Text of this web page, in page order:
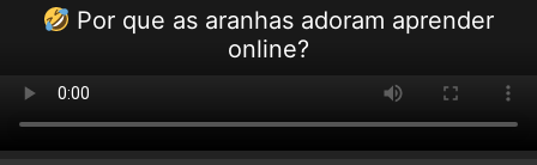
Por que as aranhas adoram aprender
online?